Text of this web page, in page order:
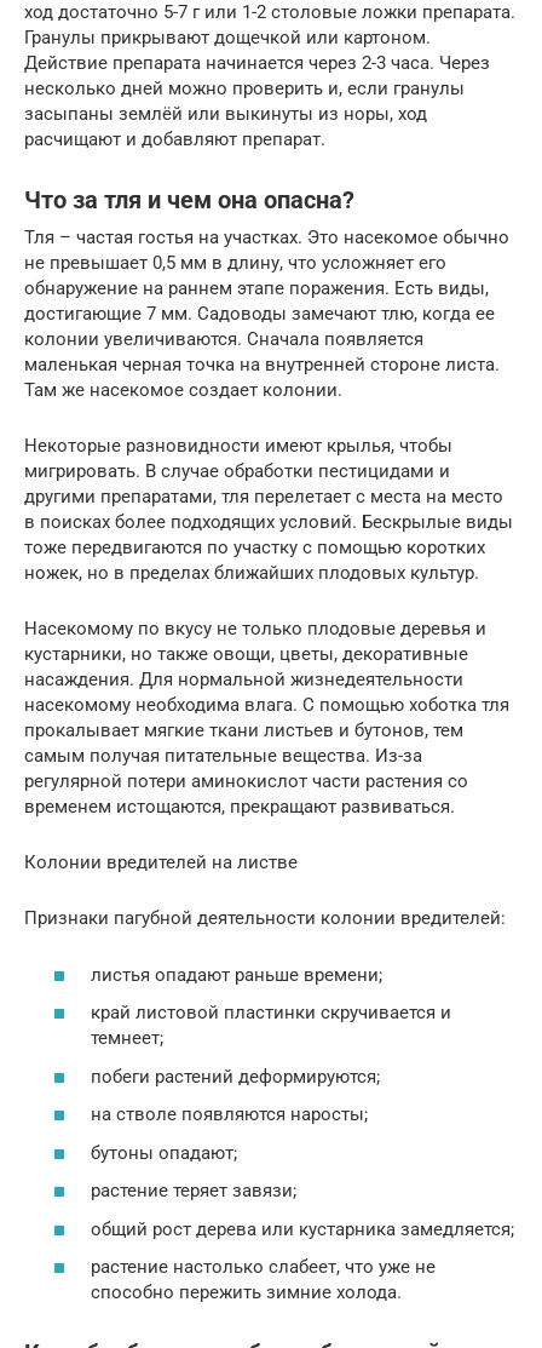
ход достаточно 5-7 г или 1-2 столовые ложки препарата.
Гранулы прикрывают дощечкой или картоном.
Действие препарата начинается через 2-3 часа. Через
несколько дней можно проверить и, если гранулы
засыпаны землёй или выкинуты из норы, ход
расчищают и добавляют препарат.
Что за тля и чем она опасна?
Тля – частая гостья на участках. Это насекомое обычно
не превышает 0,5 мм в длину, что усложняет его
обнаружение на раннем этапе поражения. Есть виды,
достигающие 7 мм. Садоводы замечают тлю, когда ее
колонии увеличиваются. Сначала появляется
маленькая черная точка на внутренней стороне листа.
Там же насекомое создает колонии.
Некоторые разновидности имеют крылья, чтобы
мигрировать. В случае обработки пестицидами и
другими препаратами, тля перелетает с места на место
в поисках более подходящих условий. Бескрылые виды
тоже передвигаются по участку с помощью коротких
ножек, но в пределах ближайших плодовых культур.
Насекомому по вкусу не только плодовые деревья и
кустарники, но также овощи, цветы, декоративные
насаждения. Для нормальной жизнедеятельности
насекомому необходима влага. С помощью хоботка тля
прокалывает мягкие ткани листьев и бутонов, тем
самым получая питательные вещества. Из-за
регулярной потери аминокислот части растения со
временем истощаются, прекращают развиваться.
Колонии вредителей на листве
Признаки пагубной деятельности колонии вредителей:
листья опадают раньше времени;
край листовой пластинки скручивается и
темнеет;
побеги растений деформируются;
на стволе появляются наросты;
бутоны опадают;
растение теряет завязи;
общий рост дерева или кустарника замедляется;
растение настолько слабеет, что уже не
способно пережить зимние холода.